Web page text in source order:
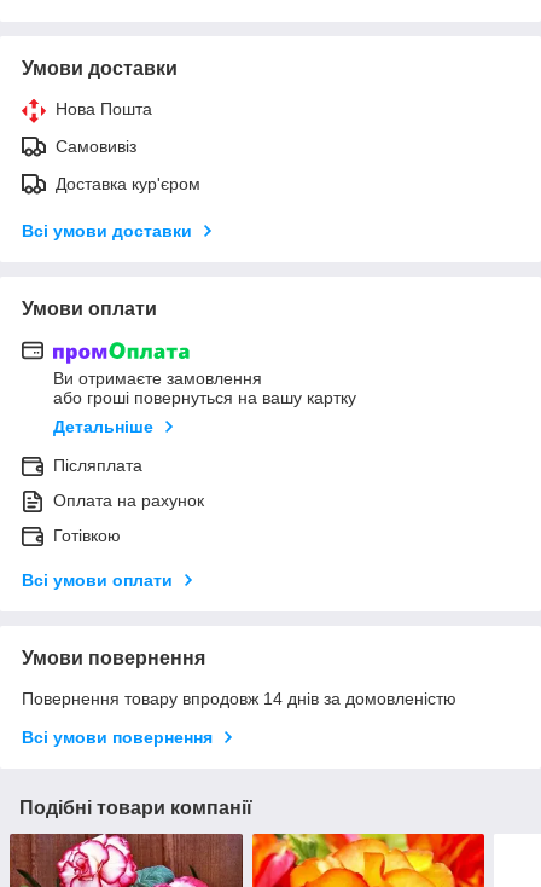
Умови доставки
Нова Пошта
Самовивіз
Доставка кур'єром
Всі умови доставки
Умови оплати
Ви отримаєте замовлення
або гроші повернуться на вашу картку
Детальніше
Післяплата
Оплата на рахунок
Готівкою
Всі умови оплати
Умови повернення
Повернення товару впродовж 14 днів за домовленістю
Всі умови повернення
Подібні товари компанії